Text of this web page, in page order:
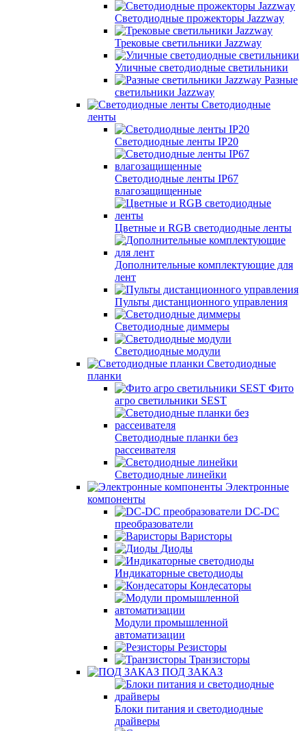
Светодиодные прожекторы Jazzway
Трековые светильники Jazzway
Уличные светодиодные светильники
Разные
светильники Jazzway
Светодиодные
ленты
Светодиодные ленты IP20
Светодиодные ленты IP67
влагозащищенные
Цветные и RGB светодиодные ленты
Дополнительные комплектующие для
лент
Пульты дистанционного управления
Светодиодные диммеры
Светодиодные модули
Светодиодные
планки
Фито
агро светильники SEST
Светодиодные планки без
рассеивателя
Светодиодные линейки
Электронные
компоненты
DC-DC
преобразователи
Варисторы
Диоды
Индикаторные светодиоды
Кондесаторы
Модули промышленной
автоматизации
Резисторы
Транзисторы
ПОД ЗАКАЗ
Блоки питания и светодиодные
драйверы